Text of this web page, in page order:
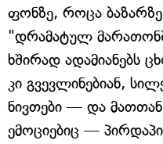
ფონზე, როცა
"დრამატულ
ხშირად ადამიანებს
კი გვევლინებიან,
ნივთები — და
ემოციებიც —